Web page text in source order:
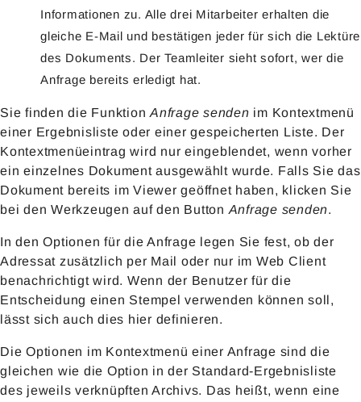
Informationen zu. Alle drei Mitarbeiter erhalten die
gleiche E-Mail und bestätigen jeder für sich die Lektüre
des Dokuments. Der Teamleiter sieht sofort, wer die
Anfrage bereits erledigt hat.
Sie finden die Funktion Anfrage senden im Kontextmenü
einer Ergebnisliste oder einer gespeicherten Liste. Der
Kontextmenüeintrag wird nur eingeblendet, wenn vorher
ein einzelnes Dokument ausgewählt wurde. Falls Sie das
Dokument bereits im Viewer geöffnet haben, klicken Sie
bei den Werkzeugen auf den Button Anfrage senden.
In den Optionen für die Anfrage legen Sie fest, ob der
Adressat zusätzlich per Mail oder nur im Web Client
benachrichtigt wird. Wenn der Benutzer für die
Entscheidung einen Stempel verwenden können soll,
lässt sich auch dies hier definieren.
Die Optionen im Kontextmenü einer Anfrage sind die
gleichen wie die Option in der Standard-Ergebnisliste
des jeweils verknüpften Archivs. Das heißt, wenn eine